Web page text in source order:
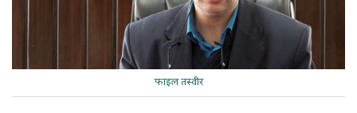
फाइल तस्वीर